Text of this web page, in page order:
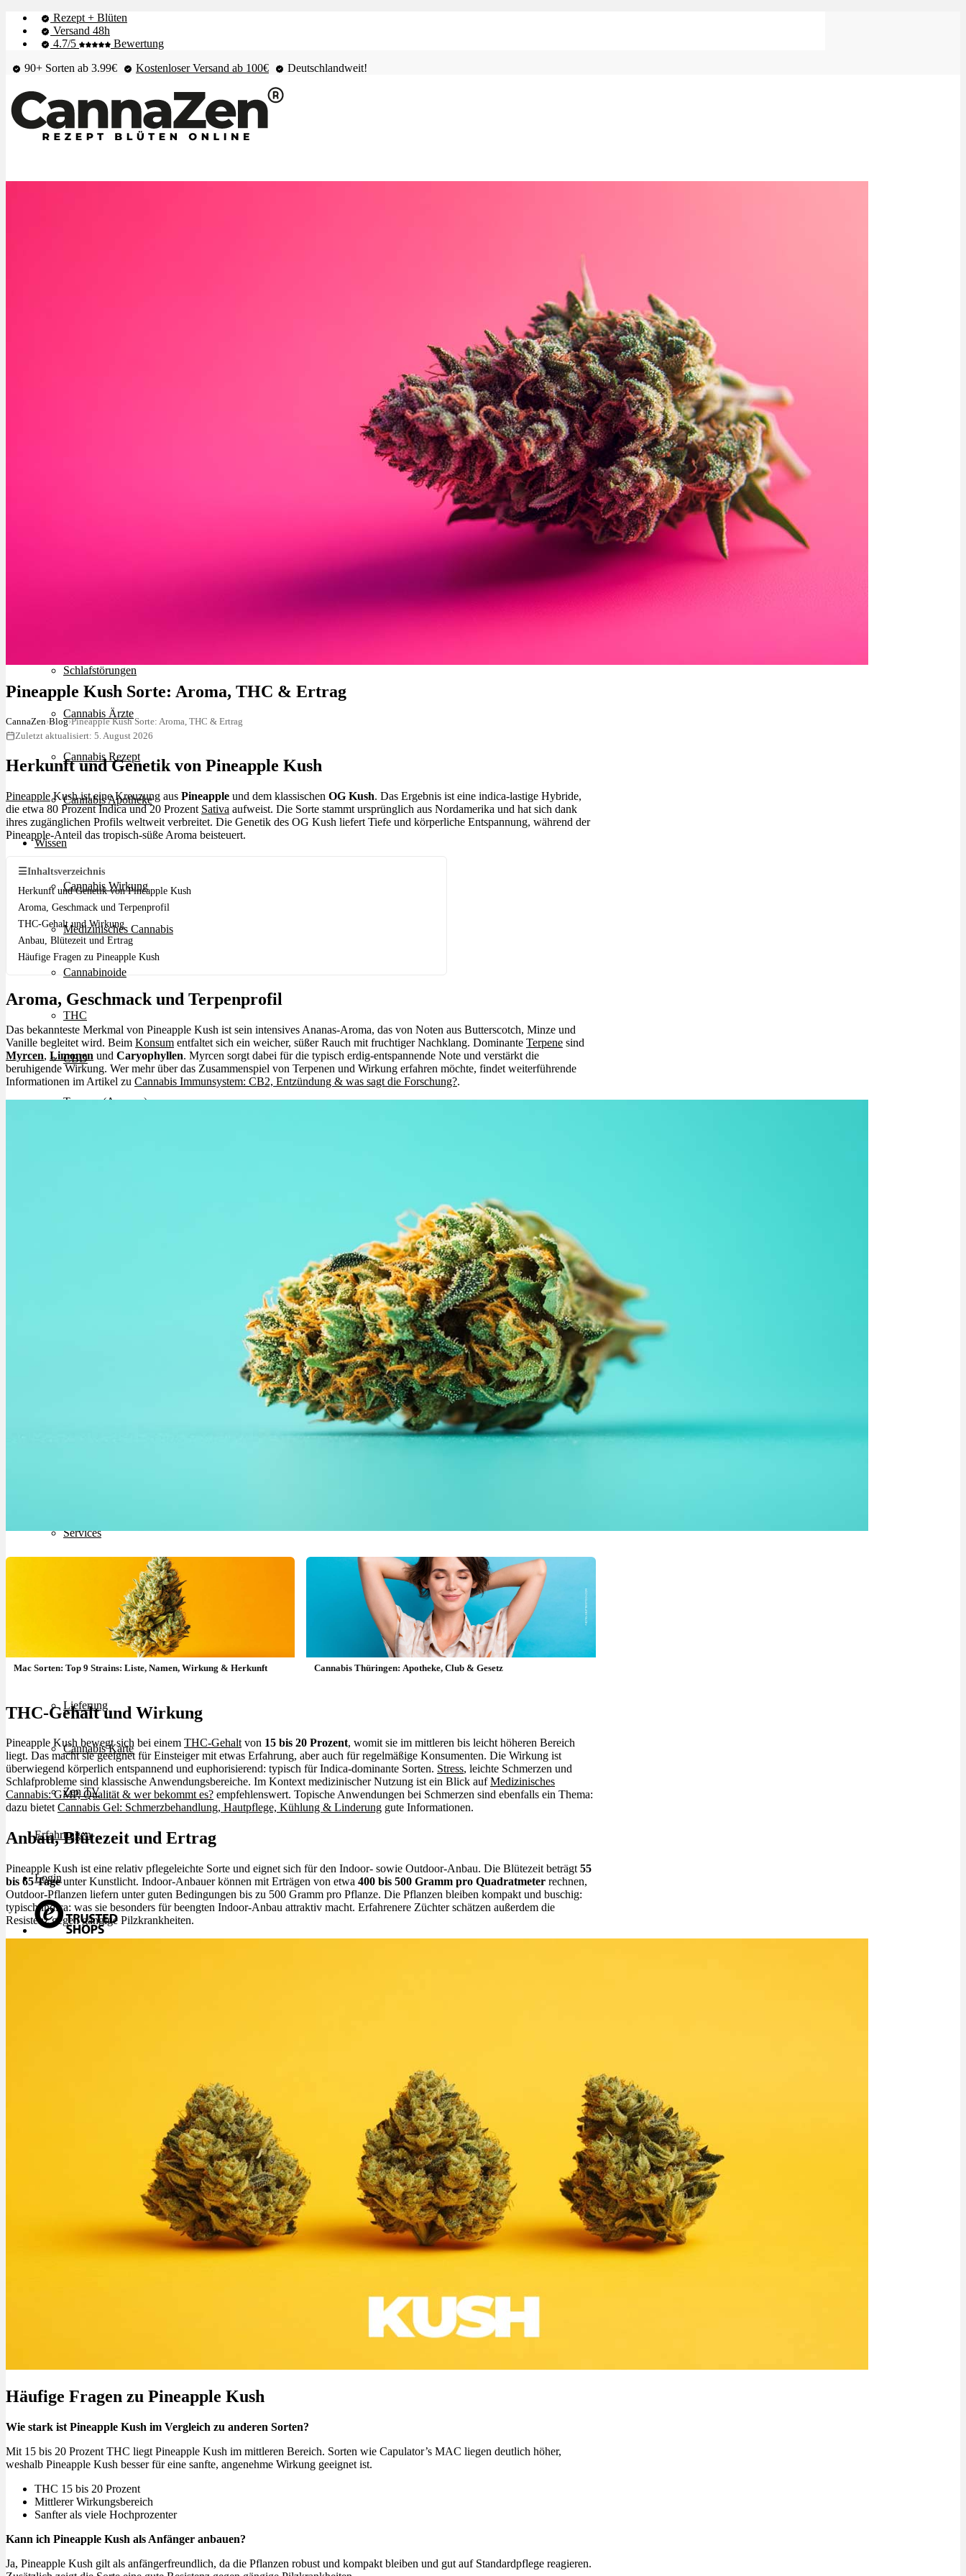
Rezept + Blüten
Versand 48h
4.7/5
Bewertung
90+ Sorten ab 3.99€
Kostenloser Versand ab 100€ Deutschlandweit!
Schlafstörungen
Cannabis Ärzte
Cannabis Rezept
Cannabis Apotheke
Wissen
Cannabis Wirkung
Medizinisches Cannabis
Cannabinoide
THC
CBD
Terpene (Aromen)
Services
Rezept Service
Apotheken Service
Lieferung
Cannabis Karte
Zen TV
Erfahrungen
Login
Pineapple Kush Sorte: Aroma, THC & Ertrag
CannaZen›Blog›Pineapple Kush Sorte: Aroma, THC & Ertrag
Zuletzt aktualisiert: 5. August 2026
Herkunft und Genetik von Pineapple Kush
PineappleKush ist eine Kreuzung aus Pineapple und dem klassischen OG Kush. Das Ergebnis ist eine indica-lastige Hybride,
die etwa 80 Prozent Indica und 20 Prozent Sativa aufweist. Die Sorte stammt ursprünglich aus Nordamerika und hat sich dank
ihres zugänglichen Profils weltweit verbreitet. Die Genetik des OG Kush liefert Tiefe und körperliche Entspannung, während der
Pineapple-Anteil das tropisch-süße Aroma beisteuert.
☰Inhaltsverzeichnis
Herkunft und Genetik von Pineapple Kush
Aroma, Geschmack und Terpenprofil
THC-Gehalt und Wirkung
Anbau, Blütezeit und Ertrag
Häufige Fragen zu Pineapple Kush
Aroma, Geschmack und Terpenprofil
Das bekannteste Merkmal von Pineapple Kush ist sein intensives Ananas-Aroma, das von Noten aus Butterscotch, Minze und
Vanille begleitet wird. Beim Konsum entfaltet sich ein weicher, süßer Rauch mit fruchtiger Nachklang. Dominante Terpene sind
Myrcen, Limonen und Caryophyllen. Myrcen sorgt dabei für die typisch erdig-entspannende Note und verstärkt die
beruhigende Wirkung. Wer mehr über das Zusammenspiel von Terpenen und Wirkung erfahren möchte, findet weiterführende
Informationen im Artikel zu Cannabis Immunsystem: CB2, Entzündung & was sagt die Forschung?.
Mac Sorten: Top 9 Strains: Liste, Namen, Wirkung & Herkunft Cannabis Thüringen: Apotheke, Club & Gesetz
THC-Gehalt und Wirkung
Pineapple Kush bewegt sich bei einem THC-Gehaltvon 15 bis 20 Prozent, womit sie im mittleren bis leicht höheren Bereich
liegt. Das macht sie geeignet für Einsteiger mit etwas Erfahrung, aber auch für regelmäßige Konsumenten. Die Wirkung ist
überwiegend körperlich entspannend und euphorisierend: typisch für Indica-dominante Sorten. Stress, leichte Schmerzen und
Schlafprobleme sind klassische Anwendungsbereiche. Im Kontext medizinischer Nutzung ist ein Blick aufMedizinisches
Cannabis: GMP, Qualität & wer bekommt es? empfehlenswert. Topische Anwendungen bei Schmerzen sind ebenfalls ein Thema:
dazu bietetCannabis Gel: Schmerzbehandlung, Hautpflege, Kühlung & Linderung gute Informationen.
Anbau, Blütezeit und Ertrag
Pineapple Kush ist eine relativ pflegeleichte Sorte und eignet sich für den Indoor- sowie Outdoor-Anbau. Die Blütezeit beträgt 55
bis 65 Tageunter Kunstlicht. Indoor-Anbauer können mit Erträgen von etwa 400 bis 500 Gramm pro Quadratmeter rechnen,
Outdoor-Pflanzen liefern unter guten Bedingungen bis zu 500 Gramm pro Pflanze. Die Pflanzen bleiben kompakt und buschig:
typisch indica: was sie besonders für beengten Indoor-Anbau attraktiv macht. Erfahrenere Züchter schätzen außerdem die
Resistenz gegen gängige Pilzkrankheiten.
Häufige Fragen zu Pineapple Kush
Wie stark ist Pineapple Kush im Vergleich zu anderen Sorten?
Mit 15 bis 20 Prozent THC liegt Pineapple Kush im mittleren Bereich. Sorten wie Capulator’s MAC liegen deutlich höher,
weshalb Pineapple Kush besser für eine sanfte, angenehme Wirkung geeignet ist.
THC 15 bis 20 Prozent
Mittlerer Wirkungsbereich
Sanfter als viele Hochprozenter
Kann ich Pineapple Kush als Anfänger anbauen?
Ja, Pineapple Kush gilt als anfängerfreundlich, da die Pflanzen robust und kompakt bleiben und gut auf Standardpflege reagieren.